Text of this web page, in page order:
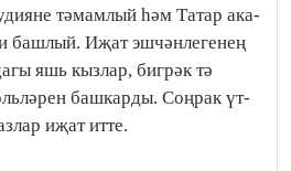
тә­мам­лый һәм Та­тар ака­
баш­лый. Иҗат эш­чән­ле­ге­нең
яшь кыз­лар, биг­рәк тә
баш­ка­рды. Соң­рак үт­
иҗат итте.